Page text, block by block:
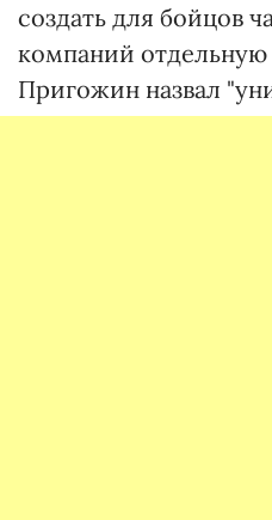
создать для бойцов
компаний
Пригожин назвал